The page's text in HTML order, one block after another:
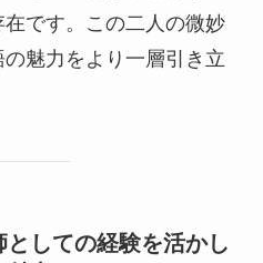
です。この二人の微妙
魅力をより一層引き立
しての経験を活かし